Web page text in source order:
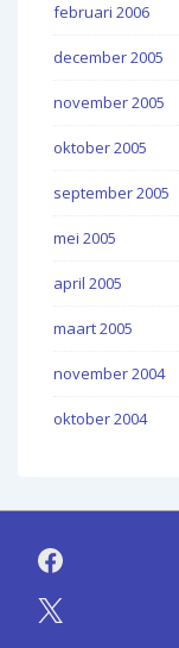
februari 2006
december 2005
november 2005
oktober 2005
september 2005
mei 2005
april 2005
maart 2005
november 2004
oktober 2004